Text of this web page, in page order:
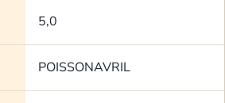
5,0
POISSONAVRIL